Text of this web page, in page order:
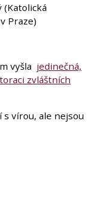
Praze)
vyšla jedinečná,
zvláštních
vírou, ale nejsou